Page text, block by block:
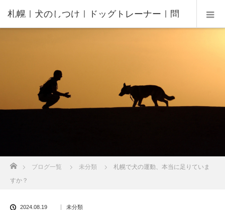
札幌｜犬のしつけ｜ドッグトレーナー｜問
んの家庭教師®️
ブログ一覧 未分類
札幌で犬の運動、本当に足りていま
すか？
2024.08.19 未分類